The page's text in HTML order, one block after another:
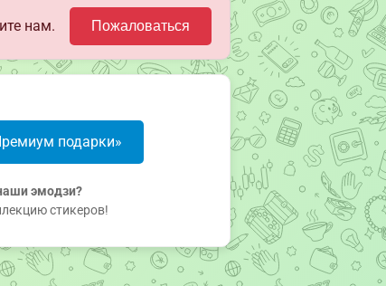
нам. Пожаловаться
подарки»
эмодзи?
стикеров!